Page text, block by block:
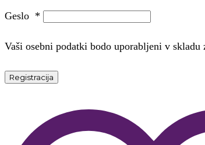
Geslo *
Vaši osebni podatki bodo uporabljeni v
Registracija